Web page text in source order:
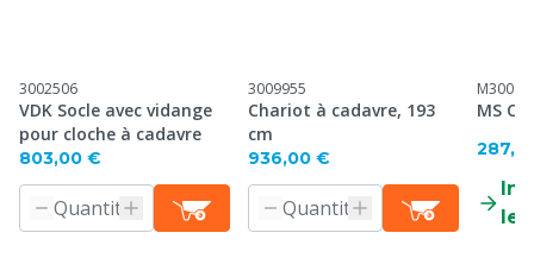
3002506
VDK Socle avec vidange
pour cloche à cadavre
803,00 €
3009955
Chariot à cadavre, 193
cm
936,00 €
MS
le